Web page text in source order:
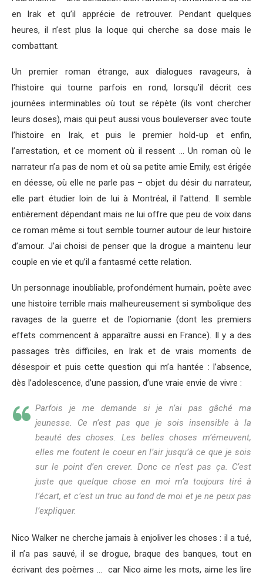
en Irak et qu’il apprécie de retrouver. Pendant quelques
heures, il n’est plus la loque qui cherche sa dose mais le
combattant.
Un premier roman étrange, aux dialogues ravageurs, à
l’histoire qui tourne parfois en rond, lorsqu’il décrit ces
journées interminables où tout se répète (ils vont chercher
leurs doses), mais qui peut aussi vous bouleverser avec toute
l’histoire en Irak, et puis le premier hold-up et enfin,
l’arrestation, et ce moment où il ressent … Un roman où le
narrateur n’a pas de nom et où sa petite amie Emily, est érigée
en déesse, où elle ne parle pas – objet du désir du narrateur,
elle part étudier loin de lui à Montréal, il l’attend. Il semble
entièrement dépendant mais ne lui offre que peu de voix dans
ce roman même si tout semble tourner autour de leur histoire
d’amour. J’ai choisi de penser que la drogue a maintenu leur
couple en vie et qu’il a fantasmé cette relation.
Un personnage inoubliable, profondément humain, poète avec
une histoire terrible mais malheureusement si symbolique des
ravages de la guerre et de l’opiomanie (dont les premiers
effets commencent à apparaître aussi en France). Il y a des
passages très difficiles, en Irak et de vrais moments de
désespoir et puis cette question qui m’a hantée : l’absence,
dès l’adolescence, d’une passion, d’une vraie envie de vivre :
Parfois je me demande si je n’ai pas gâché ma
jeunesse. Ce n’est pas que je sois insensible à la
beauté des choses. Les belles choses m’émeuvent,
elles me foutent le coeur en l’air jusqu’à ce que je sois
sur le point d’en crever. Donc ce n’est pas ça. C’est
juste que quelque chose en moi m’a toujours tiré à
l’écart, et c’est un truc au fond de moi et je ne peux pas
l’expliquer.
Nico Walker ne cherche jamais à enjoliver les choses : il a tué,
il n’a pas sauvé, il se drogue, braque des banques, tout en
écrivant des poèmes … car Nico aime les mots, aime les lire